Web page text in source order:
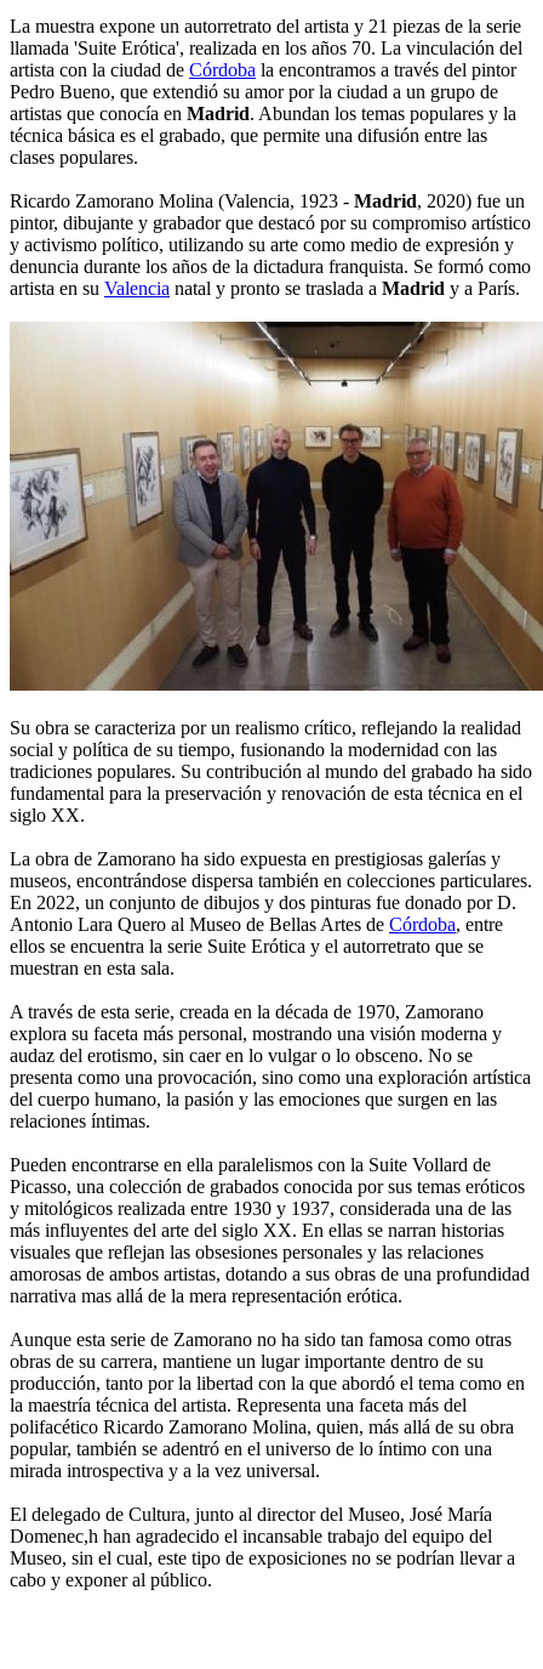
La muestra expone un autorretrato del artista y 21 piezas de la serie
llamada 'Suite Erótica', realizada en los años 70. La vinculación del
artista con la ciudad de Córdoba la encontramos a través del pintor
Pedro Bueno, que extendió su amor por la ciudad a un grupo de
artistas que conocía en Madrid. Abundan los temas populares y la
técnica básica es el grabado, que permite una difusión entre las
clases populares.
Ricardo Zamorano Molina (Valencia, 1923 - Madrid, 2020) fue un
pintor, dibujante y grabador que destacó por su compromiso artístico
y activismo político, utilizando su arte como medio de expresión y
denuncia durante los años de la dictadura franquista. Se formó como
artista en su Valencia natal y pronto se traslada a Madrid y a París.
Su obra se caracteriza por un realismo crítico, reflejando la realidad
social y política de su tiempo, fusionando la modernidad con las
tradiciones populares. Su contribución al mundo del grabado ha sido
fundamental para la preservación y renovación de esta técnica en el
siglo XX.
La obra de Zamorano ha sido expuesta en prestigiosas galerías y
museos, encontrándose dispersa también en colecciones particulares.
En 2022, un conjunto de dibujos y dos pinturas fue donado por D.
Antonio Lara Quero al Museo de Bellas Artes de Córdoba, entre
ellos se encuentra la serie Suite Erótica y el autorretrato que se
muestran en esta sala.
A través de esta serie, creada en la década de 1970, Zamorano
explora su faceta más personal, mostrando una visión moderna y
audaz del erotismo, sin caer en lo vulgar o lo obsceno. No se
presenta como una provocación, sino como una exploración artística
del cuerpo humano, la pasión y las emociones que surgen en las
relaciones íntimas.
Pueden encontrarse en ella paralelismos con la Suite Vollard de
Picasso, una colección de grabados conocida por sus temas eróticos
y mitológicos realizada entre 1930 y 1937, considerada una de las
más influyentes del arte del siglo XX. En ellas se narran historias
visuales que reflejan las obsesiones personales y las relaciones
amorosas de ambos artistas, dotando a sus obras de una profundidad
narrativa mas allá de la mera representación erótica.
Aunque esta serie de Zamorano no ha sido tan famosa como otras
obras de su carrera, mantiene un lugar importante dentro de su
producción, tanto por la libertad con la que abordó el tema como en
la maestría técnica del artista. Representa una faceta más del
polifacético Ricardo Zamorano Molina, quien, más allá de su obra
popular, también se adentró en el universo de lo íntimo con una
mirada introspectiva y a la vez universal.
El delegado de Cultura, junto al director del Museo, José María
Domenec,h han agradecido el incansable trabajo del equipo del
Museo, sin el cual, este tipo de exposiciones no se podrían llevar a
cabo y exponer al público.